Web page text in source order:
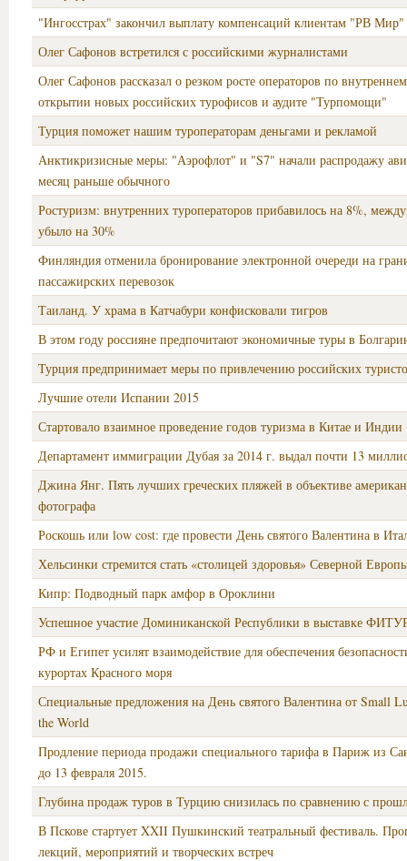
"Ингосстрах" закончил выплату компенсаций клиентам "РВ Мир"
Олег Сафонов встретился с российскими журналистами
Олег Сафонов рассказал о резком росте операторов по
открытии новых российских турофисов и аудите "Турпомощи"
Турция поможет нашим туроператорам деньгами и рекламой
Анктикризисные меры: "Аэрофлот" и "S7" начали распродажу
месяц раньше обычного
Ростуризм: внутренних туроператоров прибавилось на 8%,
убыло на 30%
Финляндия отменила бронирование электронной очереди на
пассажирских перевозок
Таиланд. У храма в Катчабури конфисковали тигров
В этом году россияне предпочитают экономичные туры в
Турция предпринимает меры по привлечению российских
Лучшие отели Испании 2015
Стартовало взаимное проведение годов туризма в Китае и Индии
Департамент иммиграции Дубая за 2014 г. выдал почти 13
Джина Янг. Пять лучших греческих пляжей в объективе
фотографа
Роскошь или low cost: где провести День святого Валентина в
Хельсинки стремится стать «столицей здоровья» Северной
Кипр: Подводный парк амфор в Ороклини
Успешное участие Доминиканской Республики в выставке
РФ и Египет усилят взаимодействие для обеспечения
курортах Красного моря
Специальные предложения на День святого Валентина от Small
the World
Продление периода продажи специального тарифа в Париж из
до 13 февраля 2015.
Глубина продаж туров в Турцию снизилась по сравнению с
В Пскове стартует XXII Пушкинский театральный фестиваль.
лекций, мероприятий и творческих встреч